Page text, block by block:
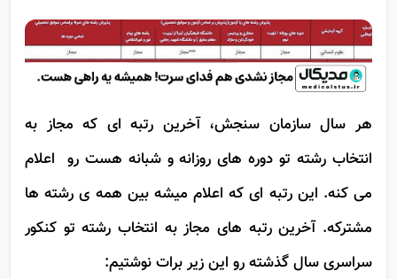
غیر روزانه رو نوشته. یه نمونه رو برات آوردیم که بببینی.
هر سال سازمان سنجش، آخرین رتبه ای که مجاز به
انتخاب رشته تو دوره های روزانه و شبانه هست رو اعلام
می کنه. این رتبه ای که اعلام میشه بین همه ی رشته ها
مشترکه. آخرین رتبه های مجاز به انتخاب رشته تو کنکور